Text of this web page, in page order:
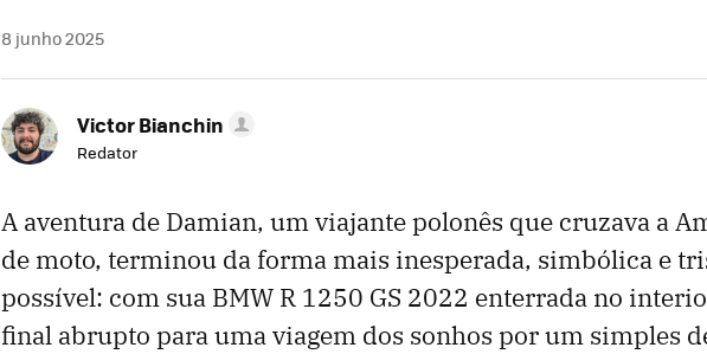
8 junho 2025
Victor Bianchin
Redator
A aventura de Damian, um viajante polonês que cruzava a
de moto, terminou da forma mais inesperada, simbólica e
possível: com sua BMW R 1250 GS 2022 enterrada no
final abrupto para uma viagem dos sonhos por um simples